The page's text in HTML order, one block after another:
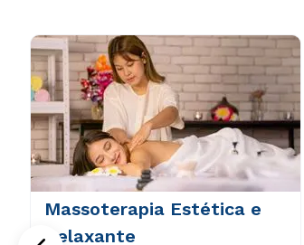
Massoterapia Estética e
Relaxante